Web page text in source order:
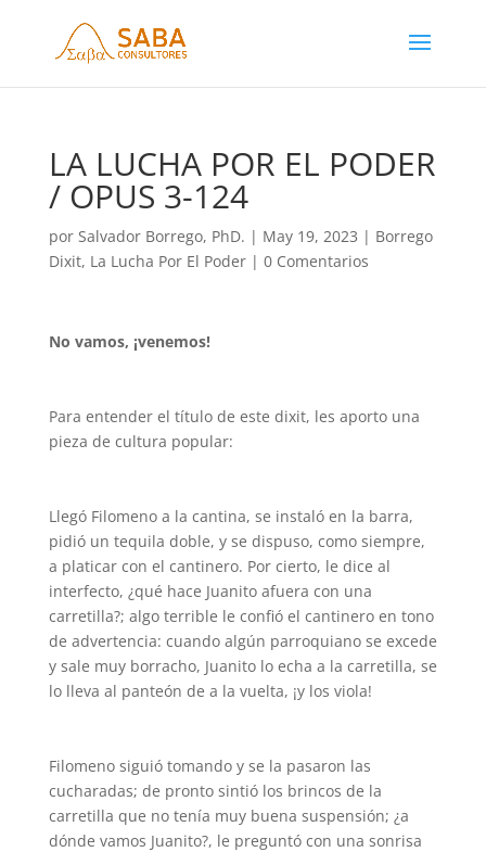
LA LUCHA POR EL PODER
/ OPUS 3-124
por Salvador Borrego, PhD. | May 19, 2023 | Borrego
Dixit, La Lucha Por El Poder| 0 Comentarios
No vamos, ¡venemos!
Para entender el título de este dixit, les aporto una
pieza de cultura popular:
Llegó Filomeno a la cantina, se instaló en la barra,
pidió un tequila doble, y se dispuso, como siempre,
a platicar con el cantinero. Por cierto, le dice al
interfecto, ¿qué hace Juanito afuera con una
carretilla?; algo terrible le confió el cantinero en tono
de advertencia: cuando algún parroquiano se excede
y sale muy borracho, Juanito lo echa a la carretilla, se
lo lleva al panteón de a la vuelta, ¡y los viola!
Filomeno siguió tomando y se la pasaron las
cucharadas; de pronto sintió los brincos de la
carretilla que no tenía muy buena suspensión; ¿a
dónde vamos Juanito?, le preguntó con una sonrisa